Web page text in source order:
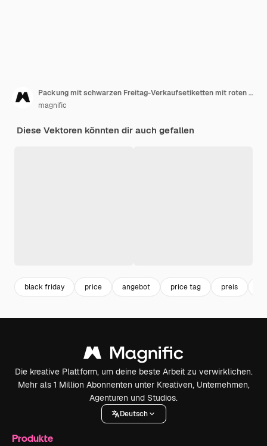
Packung mit schwarzen Freitag-Verkaufsetiketten mit roten Bändern
magnific
Diese Vektoren könnten dir auch gefallen
black friday price angebot price tag preis
Die kreative Plattform, um deine beste Arbeit zu verwirklichen.
Mehr als 1 Million Abonnenten unter Kreativen, Unternehmen,
Agenturen und Studios.
Deutsch
Produkte